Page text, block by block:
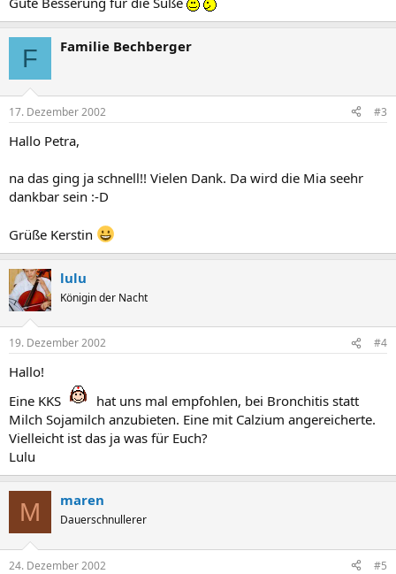
F Familie Bechberger
17. Dezember 2002 #3
Hallo Petra,
na das ging ja schnell!! Vielen Dank. Da wird die Mia seehr
dankbar sein :-D
Grüße Kerstin
lulu
Königin der Nacht
19. Dezember 2002 #4
Hallo!
Eine KKS
hat uns mal empfohlen, bei Bronchitis statt
Milch Sojamilch anzubieten. Eine mit Calzium angereicherte.
Vielleicht ist das ja was für Euch?
Lulu
M maren
Dauerschnullerer
24. Dezember 2002 #5